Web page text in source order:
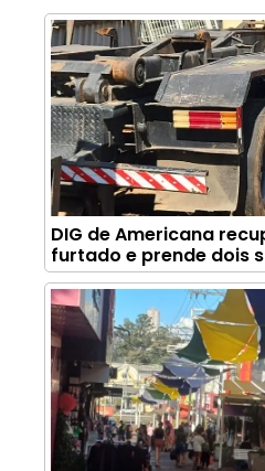
DIG de Americana
furtado e prende dois